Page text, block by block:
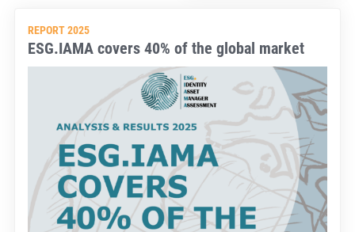
REPORT 2025
ESG.IAMA covers 40% of the global market